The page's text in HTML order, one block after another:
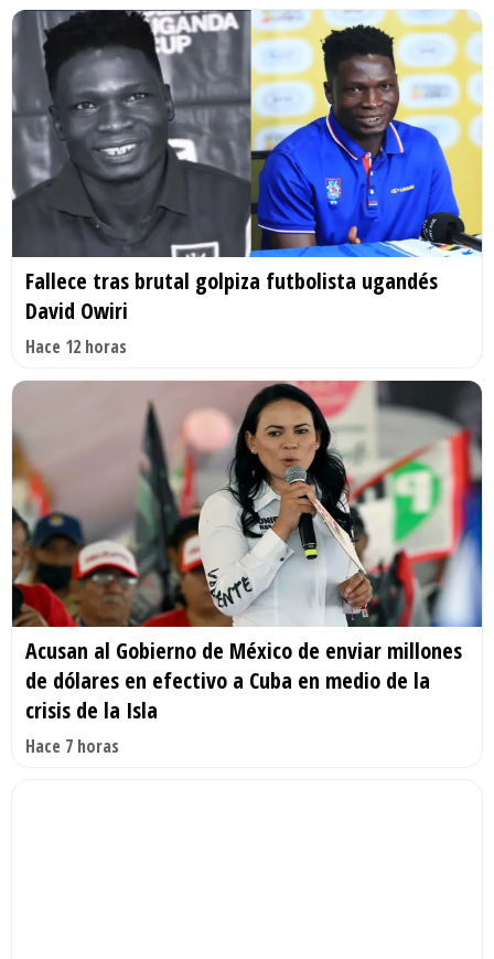
Fallece tras brutal golpiza futbolista ugandés
David Owiri
Hace 12 horas
Acusan al Gobierno de México de enviar millones
de dólares en efectivo a Cuba en medio de la
crisis de la Isla
Hace 7 horas